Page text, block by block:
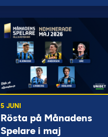
5 JUNI
Rösta på Månadens
Spelare i maj